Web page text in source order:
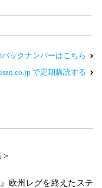
ックナンバーはこちら
で定期購読する
』欧州レグを終えたステ